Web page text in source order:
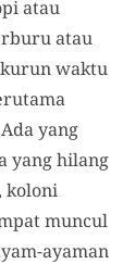
atau
atau
waktu
yang
yang hilang
koloni
muncul
ayaman